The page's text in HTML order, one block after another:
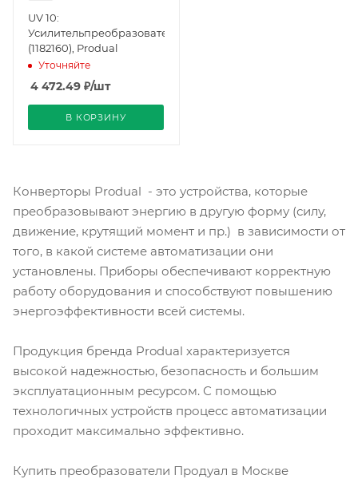
UV 10:
Усилительпреобразователь
(1182160), Produal
Уточняйте
4 472.49 ₽/шт
В КОРЗИНУ
Конверторы Produal - это устройства, которые
преобразовывают энергию в другую форму (силу,
движение, крутящий момент и пр.) в зависимости от
того, в какой системе автоматизации они
установлены. Приборы обеспечивают корректную
работу оборудования и способствуют повышению
энергоэффективности всей системы.
Продукция бренда Produal характеризуется
высокой надежностью, безопасность и большим
эксплуатационным ресурсом. С помощью
технологичных устройств процесс автоматизации
проходит максимально эффективно.
Купить преобразователи Продуал в Москве